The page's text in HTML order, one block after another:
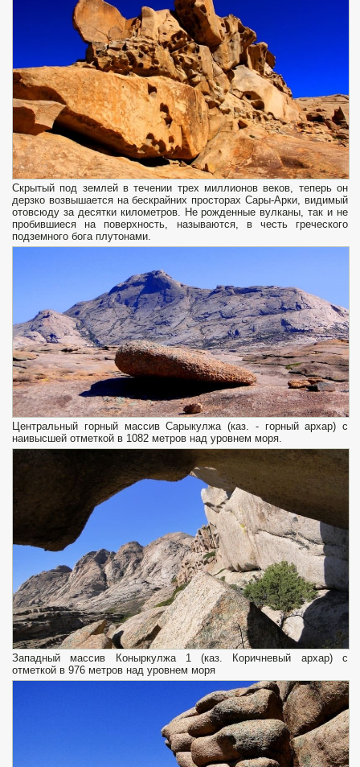
Скрытый под землей в течении трех миллионов веков, теперь он
дерзко возвышается на бескрайних просторах Сары-Арки, видимый
отовсюду за десятки километров. Не рожденные вулканы, так и не
пробившиеся на поверхность, называются, в честь греческого
подземного бога плутонами.
Центральный горный массив Сарыкулжа (каз. - горный архар) с
наивысшей отметкой в 1082 метров над уровнем моря.
Западный массив Коныркулжа 1 (каз. Коричневый архар) с
отметкой в 976 метров над уровнем моря